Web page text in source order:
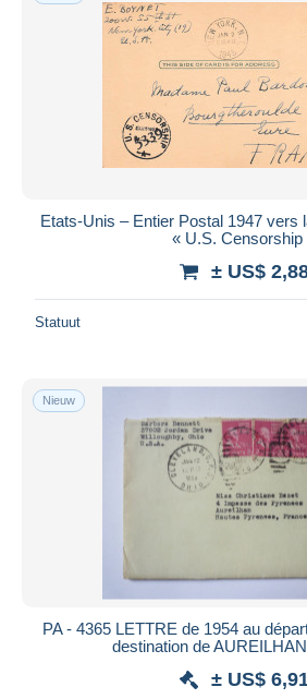
Etats-Unis – Entier Postal 1947 vers
« U.S. Censorship
± US$
Statuut
Nieuw
PA - 4365 LETTRE de 1954 au
destination de
± US$